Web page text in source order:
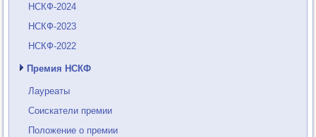
НСКФ-2024
НСКФ-2023
НСКФ-2022
Премия НСКФ
Лауреаты
Соискатели премии
Положение о премии